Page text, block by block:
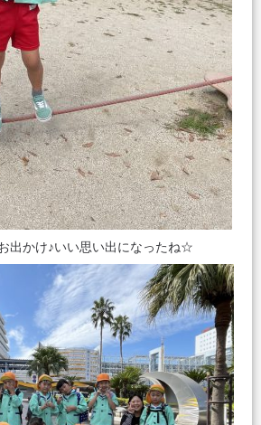
出かけ♪いい思い出になったね☆